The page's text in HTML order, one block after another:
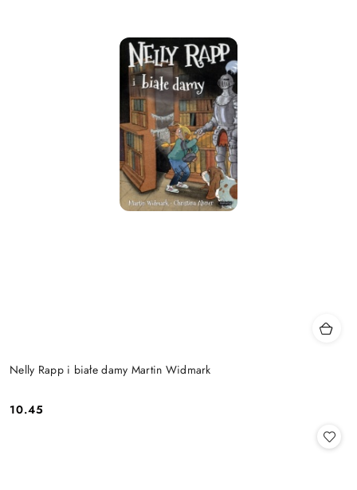
Nelly Rapp i białe damy Martin Widmark
Cena:
10.45